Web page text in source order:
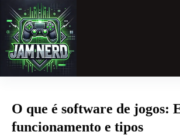
para
conteúdo
O que é software de jogos:
funcionamento e tipos